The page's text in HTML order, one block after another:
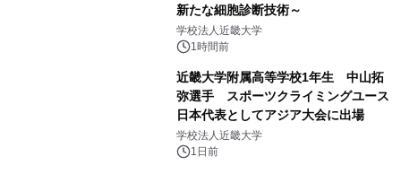
新たな細胞診断技術～
学校法人近畿大学
1時間前
近畿大学附属高等学校1年生 中山拓
弥選手 スポーツクライミングユース
日本代表としてアジア大会に出場
学校法人近畿大学
1日前